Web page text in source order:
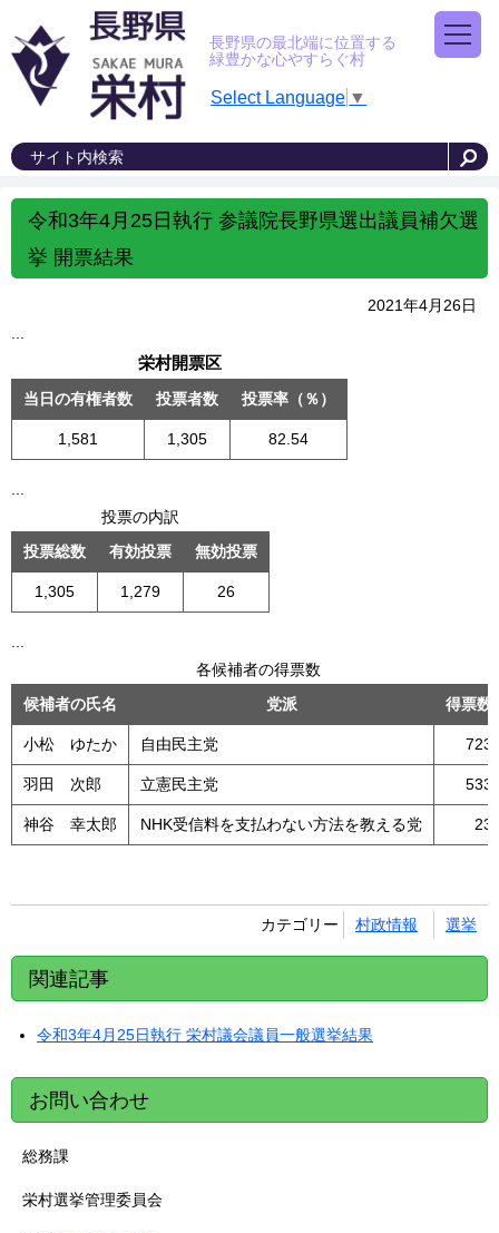
長野県の最北端に位置する
緑豊かな心やすらぐ村
Select Language ▼
令和3年4月25日執行 参議院長野県選出議員補欠選
挙 開票結果
2021年4月26日
栄村開票区
当日の有権者数 投票者数 投票率（％）
1,581 1,305 82.54
投票の内訳
投票総数
有効投票 無効投票
1,305 1,279 26
各候補者の得票数
候補者の氏名
党派 得票数
小松 ゆたか 自由民主党 723
羽田 次郎 立憲民主党 533
神谷 幸太郎 NHK受信料を支払わない方法を教える党 23
カテゴリー 村政情報 選挙
関連記事
令和3年4月25日執行 栄村議会議員一般選挙結果
お問い合わせ
総務課
栄村選挙管理委員会